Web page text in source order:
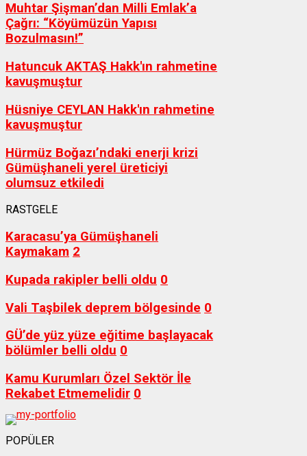
Muhtar Şişman’dan Milli Emlak’a
Çağrı: “Köyümüzün Yapısı
Bozulmasın!”
Hatuncuk AKTAŞ Hakk'ın rahmetine
kavuşmuştur
Hüsniye CEYLAN Hakk'ın rahmetine
kavuşmuştur
Hürmüz Boğazı’ndaki enerji krizi
Gümüşhaneli yerel üreticiyi
olumsuz etkiledi
RASTGELE
Karacasu’ya Gümüşhaneli
Kaymakam 2
Kupada rakipler belli oldu 0
Vali Taşbilek deprem bölgesinde 0
GÜ’de yüz yüze eğitime başlayacak
bölümler belli oldu 0
Kamu Kurumları Özel Sektör İle
Rekabet Etmemelidir 0
POPÜLER